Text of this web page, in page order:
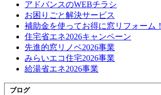
アドバンスのWEBチラシ
お困りごと解決サービス
補助金を使ってお得に窓リフォーム！
住宅省エネ2026キャンペーン
先進的窓リノベ2026事業
みらいエコ住宅2026事業
給湯省エネ2026事業
ブログ